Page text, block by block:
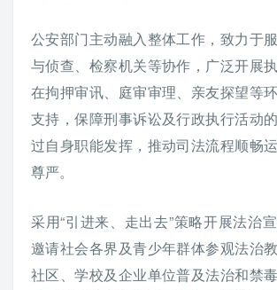
公安部门主动融入整体工作，致力于
与侦查、检察机关等协作，广泛开展执
在拘押审讯、庭审审理、亲友探望等
支持，保障刑事诉讼及行政执行活动
过自身职能发挥，推动司法流程顺畅
尊严。
采用“引进来、走出去”策略开展法治
邀请社会各界及青少年群体参观法治
社区、学校及企业单位普及法治和禁